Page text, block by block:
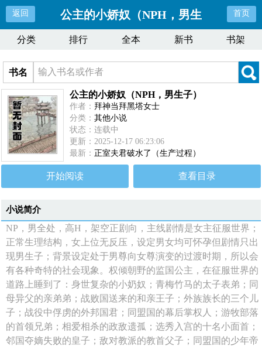
返回 公主的小娇奴（NPH，男生
子）
首页
分类 排行 全本 新书 书架
书名
公主的小娇奴（NPH，男生子）
作者： 拜神当拜黑塔女士
分类：其他小说
状态：连载中
更新：2025-12-17 06:23:06
最新： 正室夫君破水了（生产过程）
开始阅读 查看目录
小说简介
NP，男全处，高H，架空正剧向，主线剧情是女主征服世界；
正常生理结构，女上位无反压，设定男女均可怀孕但剧情只出
现男生子；背景设定处于男尊向女尊演变的过渡时期，所以会
有各种奇特的社会现象。权倾朝野的监国公主，在征服世界的
道路上睡到了：身世复杂的小奶奴；青梅竹马的太子表弟；同
母异父的亲弟弟；战败国送来的和亲王子；外族族长的三个儿
子；战役中俘虏的外邦国君；同盟国的幕后掌权人；游牧部落
的首领兄弟；相爱相杀的政敌遗孤；选秀入宫的十名小面首；
邻国夺嫡失败的皇子；敌对教派的教首父子；同盟国的少年帝